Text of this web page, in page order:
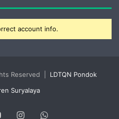
account info.
Reserved | LDTQN Pondok
Suryalaya
YouTubeInstagramWhatsApp